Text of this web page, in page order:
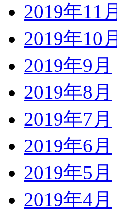
2019年11月
2019年10月
2019年9月
2019年8月
2019年7月
2019年6月
2019年5月
2019年4月